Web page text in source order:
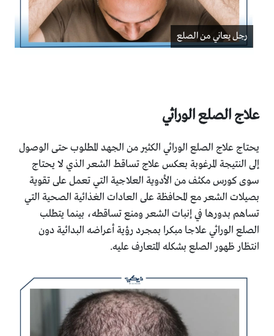
رجل يعاني من الصلع
علاج الصلع الوراثي
يحتاج علاج الصلع الوراثي الكثير من الجهد المطلوب حتى الوصول
إلى النتيجة المرغوبة بعكس علاج تساقط الشعر الذي لا يحتاج
سوى كورس مكثف من الأدوية العلاجية التي تعمل على تقوية
بصيلات الشعر مع المحافظة على العادات الغذائية الصحية التي
تساهم بدورها في إنبات الشعر ومنع تساقطه، بينما يتطلب
الصلع الوراثي علاجا مبكرا بمجرد رؤية أعراضه البدائية دون
انتظار ظهور الصلع بشكله المتعارف عليه.